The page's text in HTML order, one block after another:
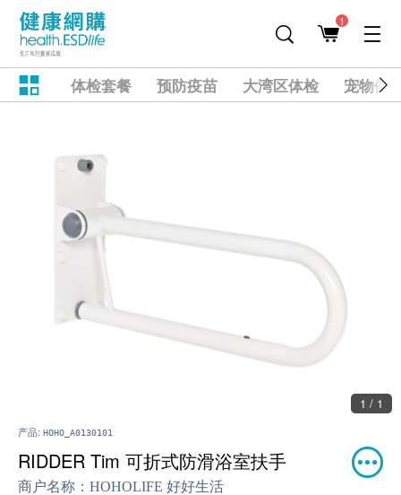
1
体检套餐 预防疫苗 大湾区体检 宠物健
1 / 1
产品: HOHO_A0130101
RIDDER Tim 可折式防滑浴室扶手
商户名称： HOHOLIFE 好好生活